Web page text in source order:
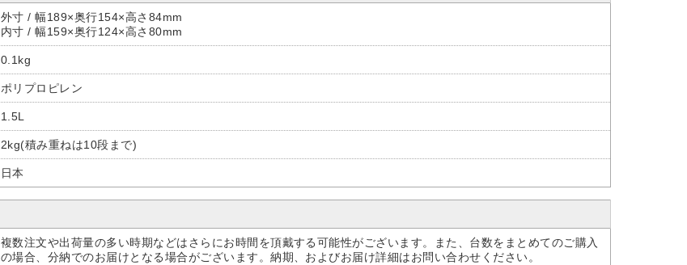
外寸 / 幅189×奥行154×高さ84mm
内寸 / 幅159×奥行124×高さ80mm
0.1kg
ポリプロピレン
1.5L
2kg(積み重ねは10段まで)
日本
複数注文や出荷量の多い時期などはさらにお時間を頂戴する可能性がございます。また、台数をまとめてのご購入
の場合、分納でのお届けとなる場合がございます。納期、およびお届け詳細はお問い合わせください。